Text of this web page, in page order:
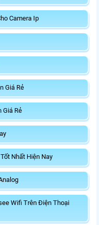
Camera Ip
Giá Rẻ
Giá Rẻ
Nhất Hiện Nay
Wifi Trên Điện Thoại